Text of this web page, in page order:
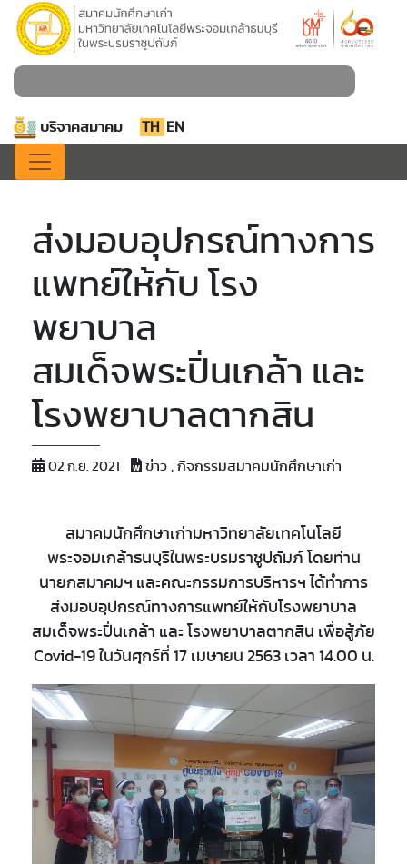
บริจาคสมาคม TH EN
ส่งมอบอุปกรณ์ทางการ
แพทย์ให้กับ โรง
พยาบาล
สมเด็จพระปิ่นเกล้า และ
โรงพยาบาลตากสิน
02 ก.ย. 2021 ข่าว , กิจกรรมสมาคมนักศึกษาเก่า
สมาคมนักศึกษาเก่ามหาวิทยาลัยเทคโนโลยี
พระจอมเกล้าธนบุรีในพระบรมราชูปถัมภ์ โดยท่าน
นายกสมาคมฯ และคณะกรรมการบริหารฯ ได้ทำการ
ส่งมอบอุปกรณ์ทางการแพทย์ให้กับโรงพยาบาล
สมเด็จพระปิ่นเกล้า และ โรงพยาบาลตากสิน เพื่อสู้ภัย
Covid-19 ในวันศุกร์ที่ 17 เมษายน 2563 เวลา 14.00 น.